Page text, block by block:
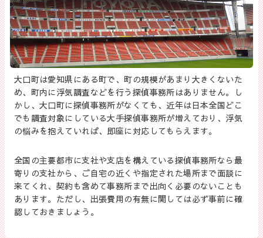
大口町は愛知県にある町で、町の規模があまり大きくないた
め、町内に浮気調査などを行う探偵事務所はありません。し
かし、大口町に探偵事務所がなくても、近年は日本全国どこ
でも調査対象にしている大手探偵事務所が増えており、浮気
の悩みを抱えていれば、即座に対応してもらえます。
全国の主要都市に支社や支店を構えている探偵事務所なら最
寄りの支社から、ご自宅の近くや指定された場所まで面談に
来てくれ、契約も含めて事務所まで出向く必要のないことも
あります。ただし、出張費用の有無に関しては必ず事前に確
認しておきましょう。